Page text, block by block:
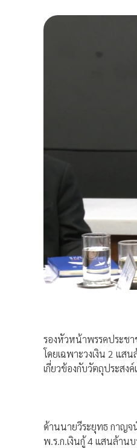
รองหัวหน้าพรรคประชา
โดยเฉพาะวงเงิน 2 แส
เกี่ยวข้องกับวัตถุประสงค์
ด้านนายวีระยุทธ กาญ
พ.ร.ก.เงินกู้ 4 แสนล้าน